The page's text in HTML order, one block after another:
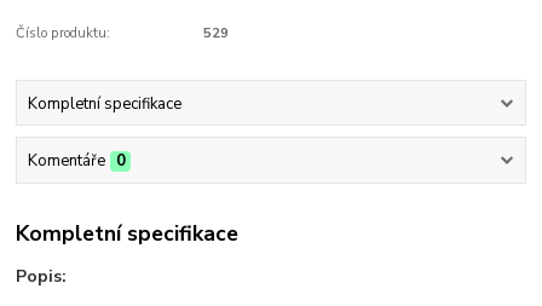
Číslo produktu: 529
Kompletní specifikace
Komentáře 0
Kompletní specifikace
Popis: